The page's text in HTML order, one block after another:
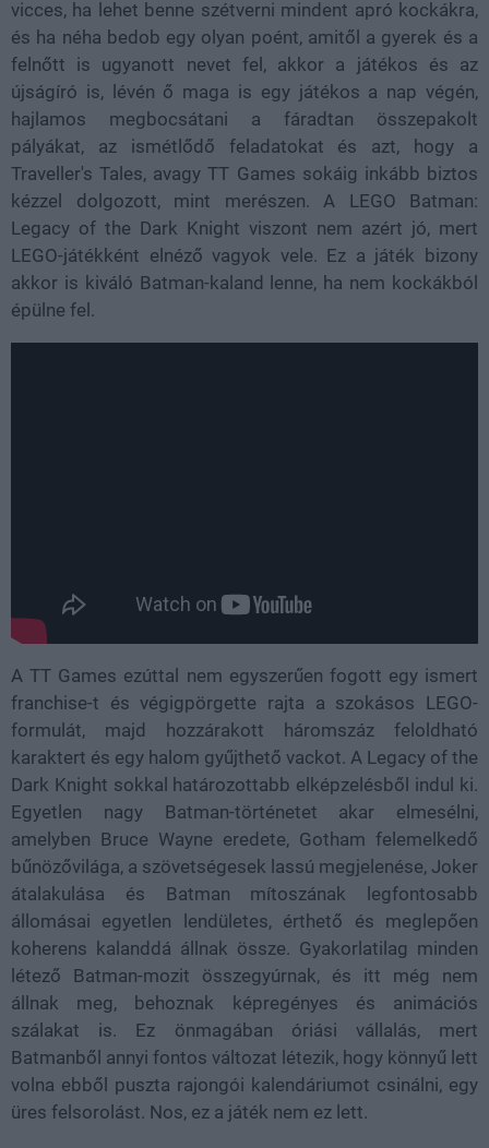
vicces, ha lehet benne szétverni mindent apró kockákra,
és ha néha bedob egy olyan poént, amitől a gyerek és a
felnőtt is ugyanott nevet fel, akkor a játékos és az
újságíró is, lévén ő maga is egy játékos a nap végén,
hajlamos megbocsátani a fáradtan összepakolt
pályákat, az ismétlődő feladatokat és azt, hogy a
Traveller's Tales, avagy TT Games sokáig inkább biztos
kézzel dolgozott, mint merészen. A LEGO Batman:
Legacy of the Dark Knight viszont nem azért jó, mert
LEGO-játékként elnéző vagyok vele. Ez a játék bizony
akkor is kiváló Batman-kaland lenne, ha nem kockákból
épülne fel.
A TT Games ezúttal nem egyszerűen fogott egy ismert
franchise-t és végigpörgette rajta a szokásos LEGO-
formulát, majd hozzárakott háromszáz feloldható
karaktert és egy halom gyűjthető vackot. A Legacy of the
Dark Knight sokkal határozottabb elképzelésből indul ki.
Egyetlen nagy Batman-történetet akar elmesélni,
amelyben Bruce Wayne eredete, Gotham felemelkedő
bűnözővilága, a szövetségesek lassú megjelenése, Joker
átalakulása és Batman mítoszának legfontosabb
állomásai egyetlen lendületes, érthető és meglepően
koherens kalanddá állnak össze. Gyakorlatilag minden
létező Batman-mozit összegyúrnak, és itt még nem
állnak meg, behoznak képregényes és animációs
szálakat is. Ez önmagában óriási vállalás, mert
Batmanből annyi fontos változat létezik, hogy könnyű lett
volna ebből puszta rajongói kalendáriumot csinálni, egy
üres felsorolást. Nos, ez a játék nem ez lett.